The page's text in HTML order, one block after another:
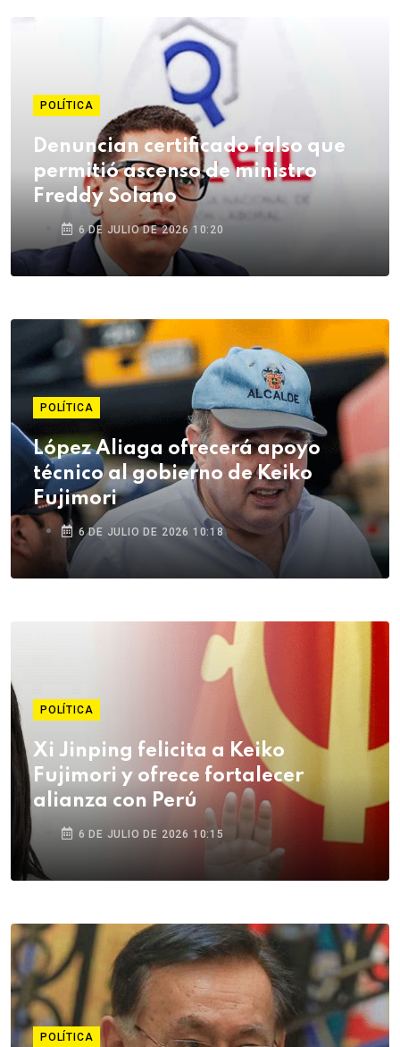
POLÍTICA
Denuncian certificado falso que
permitió ascenso de ministro
Freddy Solano
6 DE JULIO DE 2026 10:20
POLÍTICA
López Aliaga ofrecerá apoyo
técnico al gobierno de Keiko
Fujimori
6 DE JULIO DE 2026 10:18
POLÍTICA
Xi Jinping felicita a Keiko
Fujimori y ofrece fortalecer
alianza con Perú
6 DE JULIO DE 2026 10:15
POLÍTICA